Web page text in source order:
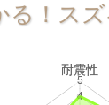
る！ス